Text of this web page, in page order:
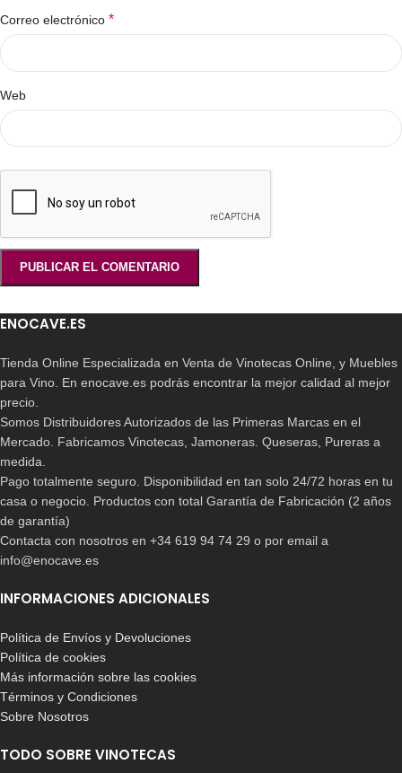
Correo electrónico *
Web
ENOCAVE.ES
Tienda Online Especializada en Venta de Vinotecas Online, y Muebles
para Vino. En enocave.es podrás encontrar la mejor calidad al mejor
precio.
Somos Distribuidores Autorizados de las Primeras Marcas en el
Mercado. Fabricamos Vinotecas, Jamoneras. Queseras, Pureras a
medida.
Pago totalmente seguro. Disponibilidad en tan solo 24/72 horas en tu
casa o negocio. Productos con total Garantía de Fabricación (2 años
de garantía)
Contacta con nosotros en +34 619 94 74 29 o por email a
info@enocave.es
INFORMACIONES ADICIONALES
Política de Envíos y Devoluciones
Política de cookies
Más información sobre las cookies
Términos y Condiciones
Sobre Nosotros
TODO SOBRE VINOTECAS